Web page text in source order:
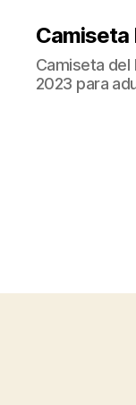
Camiseta
Camiseta del
2023 para